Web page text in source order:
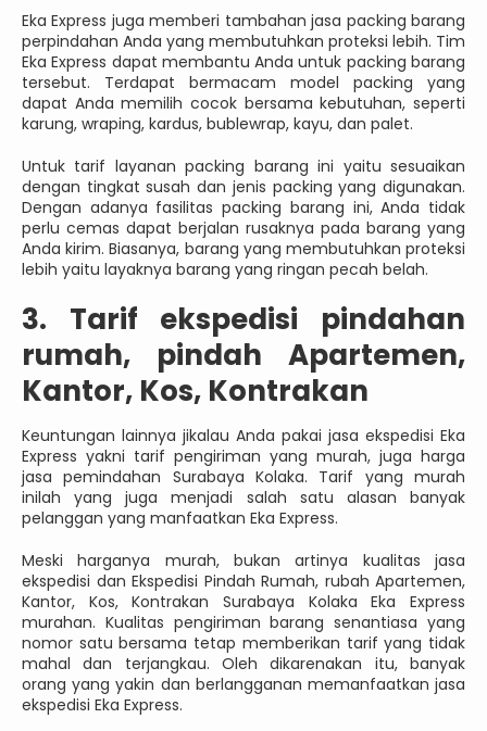
Eka Express juga memberi tambahan jasa packing barang
perpindahan Anda yang membutuhkan proteksi lebih. Tim
Eka Express dapat membantu Anda untuk packing barang
tersebut. Terdapat bermacam model packing yang
dapat Anda memilih cocok bersama kebutuhan, seperti
karung, wraping, kardus, bublewrap, kayu, dan palet.
Untuk tarif layanan packing barang ini yaitu sesuaikan
dengan tingkat susah dan jenis packing yang digunakan.
Dengan adanya fasilitas packing barang ini, Anda tidak
perlu cemas dapat berjalan rusaknya pada barang yang
Anda kirim. Biasanya, barang yang membutuhkan proteksi
lebih yaitu layaknya barang yang ringan pecah belah.
3. Tarif ekspedisi pindahan
rumah, pindah Apartemen,
Kantor, Kos, Kontrakan
Keuntungan lainnya jikalau Anda pakai jasa ekspedisi Eka
Express yakni tarif pengiriman yang murah, juga harga
jasa pemindahan Surabaya Kolaka. Tarif yang murah
inilah yang juga menjadi salah satu alasan banyak
pelanggan yang manfaatkan Eka Express.
Meski harganya murah, bukan artinya kualitas jasa
ekspedisi dan Ekspedisi Pindah Rumah, rubah Apartemen,
Kantor, Kos, Kontrakan Surabaya Kolaka Eka Express
murahan. Kualitas pengiriman barang senantiasa yang
nomor satu bersama tetap memberikan tarif yang tidak
mahal dan terjangkau. Oleh dikarenakan itu, banyak
orang yang yakin dan berlangganan memanfaatkan jasa
ekspedisi Eka Express.